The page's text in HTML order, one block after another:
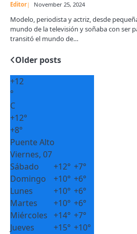
Editor November 25, 2024
Modelo, periodista y actriz, desde
mundo de la televisión y soñaba con ser
transitó el mundo de…
Posts
navigation
Older posts
+12
°
C
+12°
+8°
Puente Alto
Viernes, 07
Sábado
+12° +7°
Domingo
+10° +6°
Lunes
+10° +6°
Martes
+10° +6°
Miércoles +14° +7°
Jueves
+15° +10°